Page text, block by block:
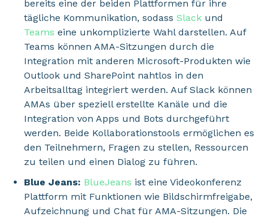
bereits eine der beiden Plattformen für ihre
tägliche Kommunikation, sodass Slack und
Teams eine unkomplizierte Wahl darstellen. Auf
Teams können AMA-Sitzungen durch die
Integration mit anderen Microsoft-Produkten wie
Outlook und SharePoint nahtlos in den
Arbeitsalltag integriert werden. Auf Slack können
AMAs über speziell erstellte Kanäle und die
Integration von Apps und Bots durchgeführt
werden. Beide Kollaborationstools ermöglichen es
den Teilnehmern, Fragen zu stellen, Ressourcen
zu teilen und einen Dialog zu führen.
Blue Jeans: BlueJeans ist eine Videokonferenz
Plattform mit Funktionen wie Bildschirmfreigabe,
Aufzeichnung und Chat für AMA-Sitzungen. Die